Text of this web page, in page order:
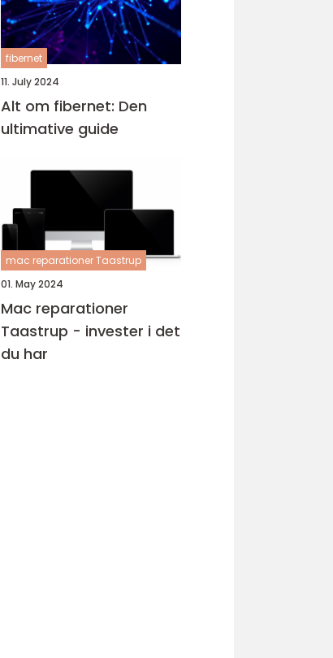
fibernet
11. July 2024
Alt om fibernet: Den
ultimative guide
mac reparationer Taastrup
01. May 2024
Mac reparationer
Taastrup - invester i det
du har